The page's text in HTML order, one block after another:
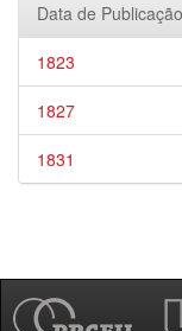
Data de Publicação
1823
1827
1831